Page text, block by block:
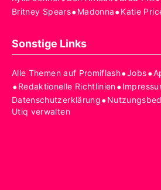
Britney Spears•Madonna•Katie
Sonstige Links
Alle Themen auf Promiflash•Jobs•
•Redaktionelle Richtlinien•
Datenschutzerklärung•
Utiq verwalten